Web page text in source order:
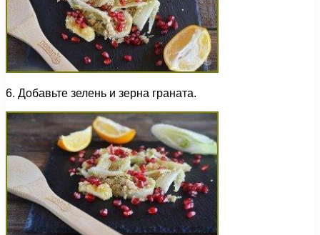
6. Добавьте зелень и зерна граната.